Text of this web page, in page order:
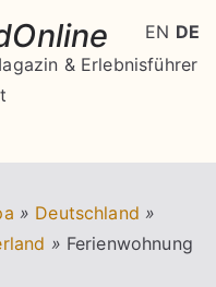
& Erlebnisführer
» Deutschland »
» Ferienwohnung
EN DE